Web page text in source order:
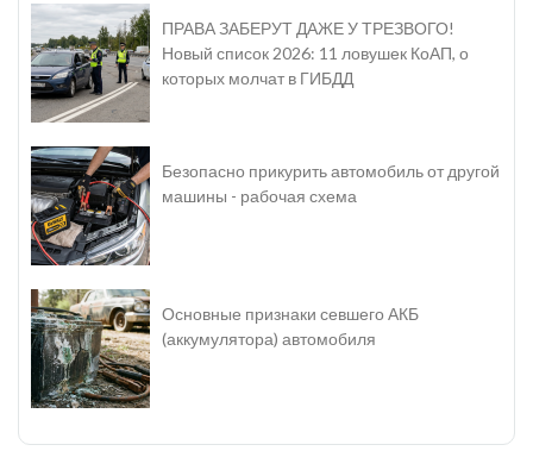
ПРАВА ЗАБЕРУТ ДАЖЕ У ТРЕЗВОГО!
Новый список 2026: 11 ловушек КоАП, о
которых молчат в ГИБДД
Безопасно прикурить автомобиль от другой
машины - рабочая схема
Основные признаки севшего АКБ
(аккумулятора) автомобиля